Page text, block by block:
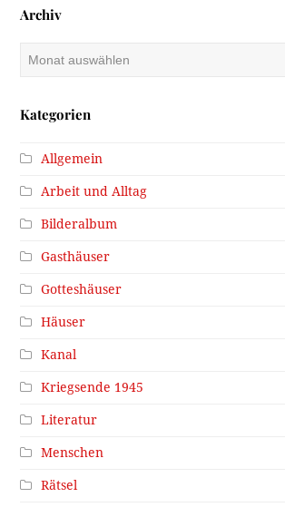
Archiv
Archiv
Kategorien
Allgemein
Arbeit und Alltag
Bilderalbum
Gasthäuser
Gotteshäuser
Häuser
Kanal
Kriegsende 1945
Literatur
Menschen
Rätsel